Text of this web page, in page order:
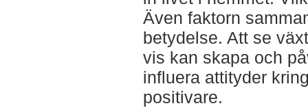
Även faktorn
betydelse. Att se
vis kan skapa och
influera attityder
positivare.